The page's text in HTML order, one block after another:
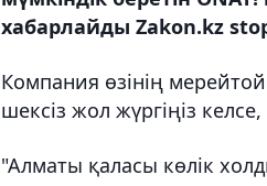
хабарлайды Zakon.kz
Компания өзінің
шексіз жол жүргіңіз
"Алматы қаласы көлік